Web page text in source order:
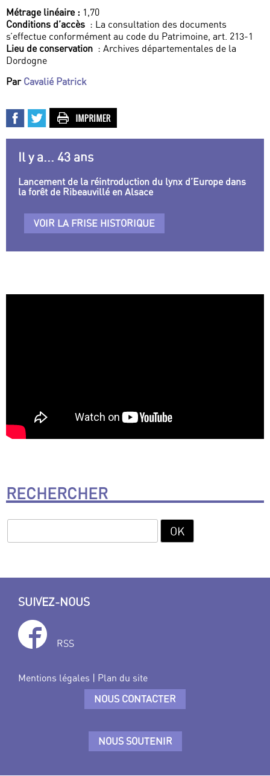
Métrage linéaire : 1,70
Conditions d’accès : La consultation des documents
s’effectue conformément au code du Patrimoine, art. 213-1
Lieu de conservation : Archives départementales de la
Dordogne
Par Cavalié Patrick
Il y a... 43 ans
Lancement de la réintroduction du lynx d’Europe dans
la forêt de Ribeauvillé en Alsace
VOIR LA FRISE HISTORIQUE
RECHERCHER
SUIVEZ-NOUS
RSS
Mentions légales | Plan du site
NOUS CONTACTER
NOUS SOUTENIR